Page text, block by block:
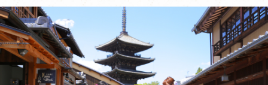
ケ
撮
影：
攻
め
の